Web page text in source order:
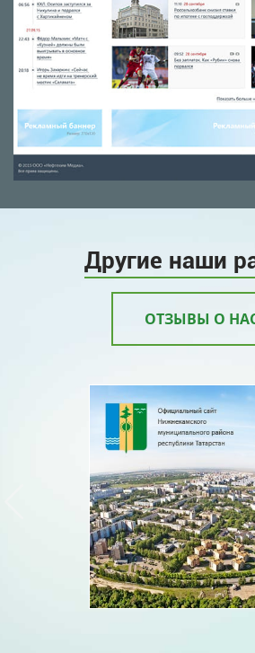
Другие наши
ОТЗЫВЫ О